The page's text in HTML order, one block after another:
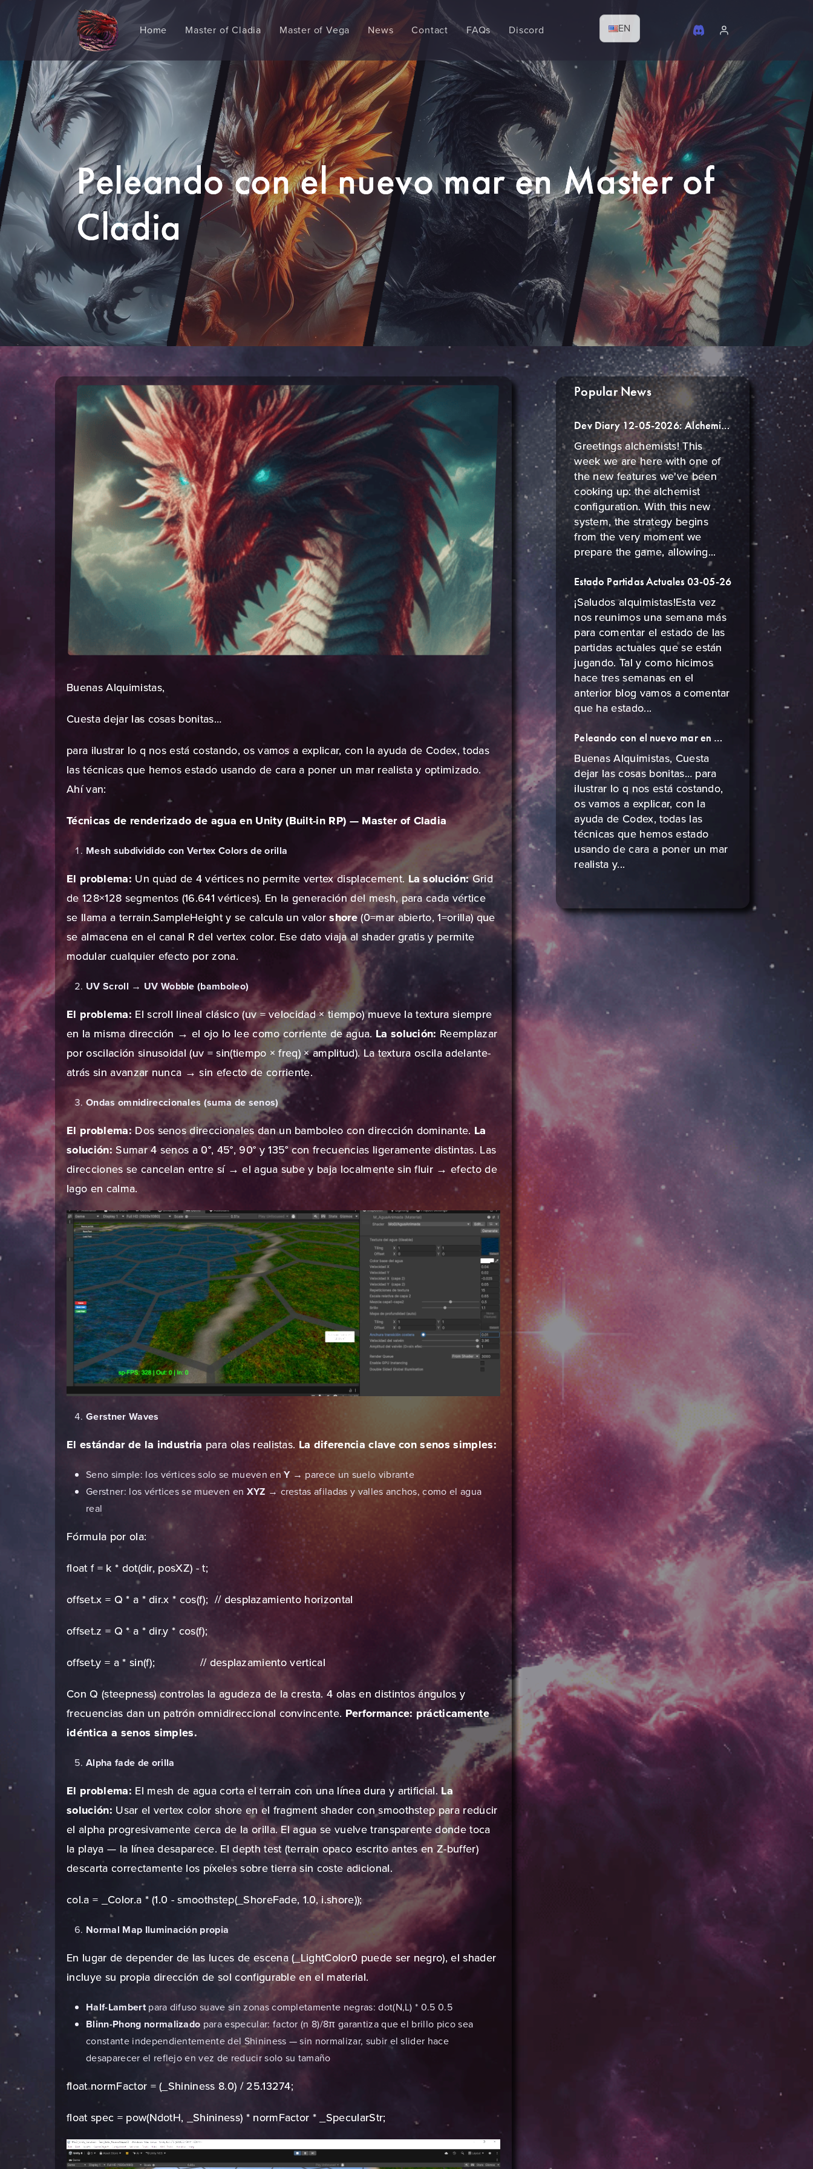
Home Master of Cladia Master of Vega News Contact FAQs Discord EN
Peleando con el nuevo mar en Master of
Cladia
Buenas Alquimistas,
Cuesta dejar las cosas bonitas…
para ilustrar lo q nos está costando, os vamos a explicar, con la ayuda de Codex, todas
las técnicas que hemos estado usando de cara a poner un mar realista y optimizado.
Ahí van:
Técnicas de renderizado de agua en Unity (Built-in RP) — Master of Cladia
Mesh subdividido con Vertex Colors de orilla
El problema: Un quad de 4 vértices no permite vertex displacement. La solución:Grid
de 128×128 segmentos (16.641 vértices). En la generación del mesh, para cada vértice
se llama a terrain.SampleHeight y se calcula un valorshore(0=mar abierto, 1=orilla) que
se almacena en el canal R del vertex color. Ese dato viaja al shader gratis y permite
modular cualquier efecto por zona.
UV Scroll → UV Wobble (bamboleo)
El problema: El scroll lineal clásico (uv = velocidad × tiempo) mueve la textura siempre
en la misma dirección → el ojo lo lee como corriente de agua. La solución: Reemplazar
por oscilación sinusoidal (uv = sin(tiempo × freq) × amplitud). La textura oscila adelante-
atrás sin avanzar nunca → sin efecto de corriente.
Ondas omnidireccionales (suma de senos)
El problema:Dos senos direccionales dan un bamboleo con dirección dominante. La
solución: Sumar 4 senos a 0°, 45°, 90° y 135° con frecuencias ligeramente distintas. Las
direcciones se cancelan entre sí → el agua sube y baja localmente sin fluir → efecto de
lago en calma.
Gerstner Waves
El estándar de la industria para olas realistas. La diferencia clave con senos simples:
Seno simple: los vértices solo se mueven enY→ parece un suelo vibrante
Gerstner: los vértices se mueven en XYZ → crestas afiladas y valles anchos, como el agua
real
Fórmula por ola:
float f = k * dot(dir, posXZ) - t;
offset.x = Q * a * dir.x * cos(f); // desplazamiento horizontal
offset.z = Q * a * dir.y * cos(f);
offset.y = a * sin(f); // desplazamiento vertical
Con Q (steepness) controlas la agudeza de la cresta. 4 olas en distintos ángulos y
frecuencias dan un patrón omnidireccional convincente. Performance: prácticamente
idéntica a senos simples.
Alpha fade de orilla
El problema: El mesh de agua corta el terrain con una línea dura y artificial. La
solución: Usar el vertex color shore en el fragment shader con smoothstep para reducir
el alpha progresivamente cerca de la orilla. El agua se vuelve transparente donde toca
la playa — la línea desaparece. El depth test (terrain opaco escrito antes en Z-buffer)
descarta correctamente los píxeles sobre tierra sin coste adicional.
col.a = _Color.a * (1.0 - smoothstep(_ShoreFade, 1.0, i.shore));
Normal Map Iluminación propia
En lugar de depender de las luces de escena (_LightColor0 puede ser negro), el shader
incluye su propia dirección de sol configurable en el material.
Half-Lambertpara difuso suave sin zonas completamente negras: dot(N,L) * 0.5 0.5
Blinn-Phong normalizado para especular: factor (n 8)/8π garantiza que el brillo pico sea
constante independientemente del Shininess — sin normalizar, subir el slider hace
desaparecer el reflejo en vez de reducir solo su tamaño
float normFactor = (_Shininess 8.0) / 25.13274;
float spec = pow(NdotH, _Shininess) * normFactor * _SpecularStr;
Popular News
Dev Diary 12-05-2026: Alchemist Configuration
Greetings alchemists! This
week we are here with one of
the new features we've been
cooking up: the alchemist
configuration. With this new
system, the strategy begins
from the very moment we
prepare the game, allowing...
Estado Partidas Actuales 03-05-26
¡Saludos alquimistas!Esta vez
nos reunimos una semana más
para comentar el estado de las
partidas actuales que se están
jugando. Tal y como hicimos
hace tres semanas en el
anterior blog vamos a comentar
que ha estado...
Peleando con el nuevo mar en Master of Cladia
Buenas Alquimistas, Cuesta
dejar las cosas bonitas… para
ilustrar lo q nos está costando,
os vamos a explicar, con la
ayuda de Codex, todas las
técnicas que hemos estado
usando de cara a poner un mar
realista y...